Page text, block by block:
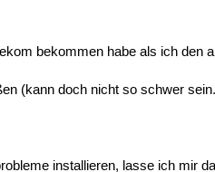
bekommen habe als ich den
(kann doch nicht so schwer
installieren, lasse ich mir